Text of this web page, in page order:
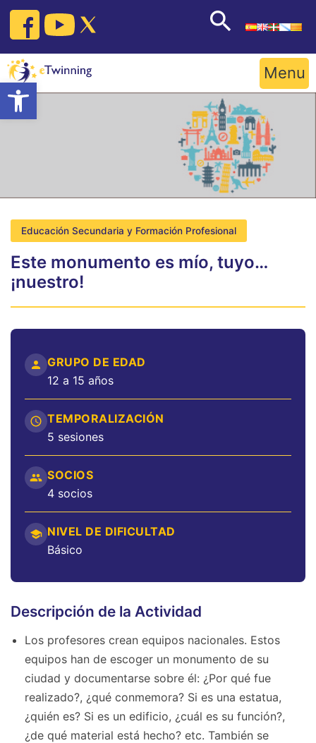
Open toolbar
Skip
content
Menu
Educación Secundaria y Formación Profesional
Este monumento es mío, tuyo…
¡nuestro!
GRUPO DE EDAD
12 a 15 años
TEMPORALIZACIÓN
5 sesiones
SOCIOS
4 socios
NIVEL DE DIFICULTAD
Básico
Descripción de la Actividad
Los profesores crean equipos nacionales. Estos
equipos han de escoger un monumento de su
ciudad y documentarse sobre él: ¿Por qué fue
realizado?, ¿qué conmemora? Si es una estatua,
¿quién es? Si es un edificio, ¿cuál es su función?,
¿de qué material está hecho? etc. También se